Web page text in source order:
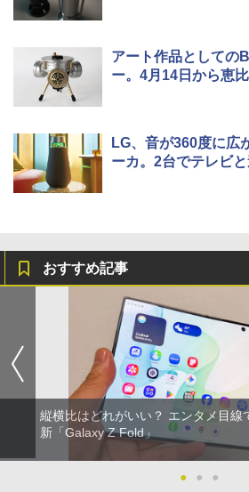
アート作品としての
ー。4月14日から恵
LG、音が360度に広
ーカ。2台でテレビ
おすすめ記事
縦横比はどれがいい？ エンタメ目線
新「Galaxy Z Fold」
● ● ●